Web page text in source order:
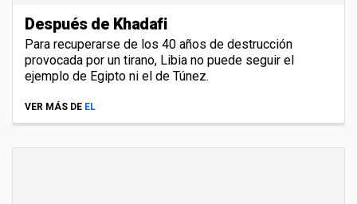
Después de Khadafi
Para recuperarse de los 40 años de destrucción
provocada por un tirano, Libia no puede seguir el
ejemplo de Egipto ni el de Túnez.
VER MÁS DE EL